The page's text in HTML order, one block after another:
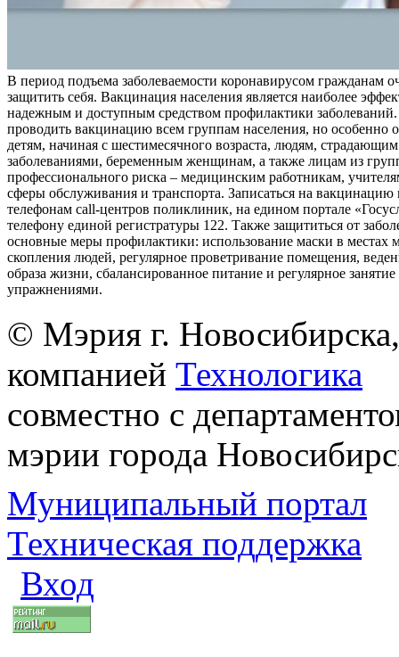
В период подъема заболеваемости коронавирусом гражданам
защитить себя. Вакцинация населения является наиболее
надежным и доступным средством профилактики заболеваний.
проводить вакцинацию всем группам населения, но особенно
детям, начиная с шестимесячного возраста, людям,
заболеваниями, беременным женщинам, а также лицам из
профессионального риска – медицинским работникам,
сферы обслуживания и транспорта. Записаться на
телефонам call-центров поликлиник, на едином портале
телефону единой регистратуры 122. Также защититься от
основные меры профилактики: использование маски в местах
скопления людей, регулярное проветривание помещения,
образа жизни, сбалансированное питание и регулярное
упражнениями.
© Мэрия г.
компанией Технологика
совместно с
мэрии города
Муниципальный портал
Техническая поддержка
Вход